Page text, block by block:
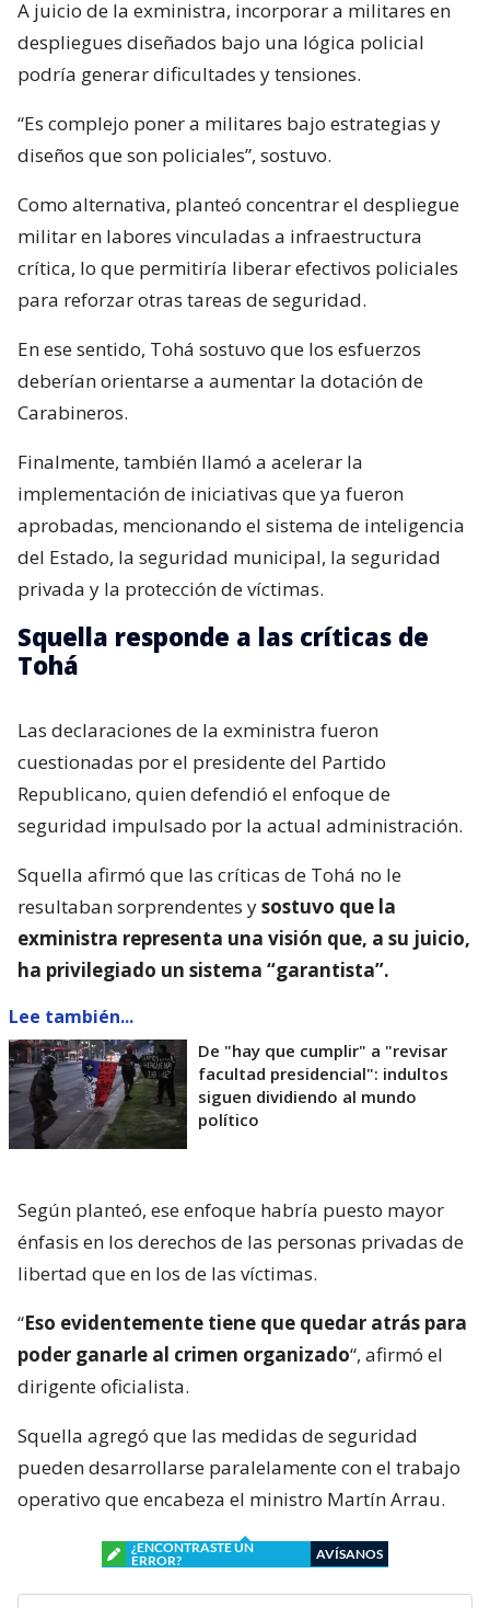
A juicio de la exministra, incorporar a militares en
despliegues diseñados bajo una lógica policial
podría generar dificultades y tensiones.
“Es complejo poner a militares bajo estrategias y
diseños que son policiales”, sostuvo.
Como alternativa, planteó concentrar el despliegue
militar en labores vinculadas a infraestructura
crítica, lo que permitiría liberar efectivos policiales
para reforzar otras tareas de seguridad.
En ese sentido, Tohá sostuvo que los esfuerzos
deberían orientarse a aumentar la dotación de
Carabineros.
Finalmente, también llamó a acelerar la
implementación de iniciativas que ya fueron
aprobadas, mencionando el sistema de inteligencia
del Estado, la seguridad municipal, la seguridad
privada y la protección de víctimas.
Squella responde a las críticas de
Tohá
Las declaraciones de la exministra fueron
cuestionadas por el presidente del Partido
Republicano, quien defendió el enfoque de
seguridad impulsado por la actual administración.
Squella afirmó que las críticas de Tohá no le
resultaban sorprendentes ysostuvo que la
exministra representa una visión que, a su juicio,
ha privilegiado un sistema “garantista”.
Lee también...
De "hay que cumplir" a "revisar
facultad presidencial": indultos
siguen dividiendo al mundo
político
Según planteó, ese enfoque habría puesto mayor
énfasis en los derechos de las personas privadas de
libertad que en los de las víctimas.
“Eso evidentemente tiene que quedar atrás para
poder ganarle al crimen organizado“, afirmó el
dirigente oficialista.
Squella agregó que las medidas de seguridad
pueden desarrollarse paralelamente con el trabajo
operativo que encabeza el ministro Martín Arrau.
¿ENCONTRASTE UN
ERROR?
AVÍSANOS